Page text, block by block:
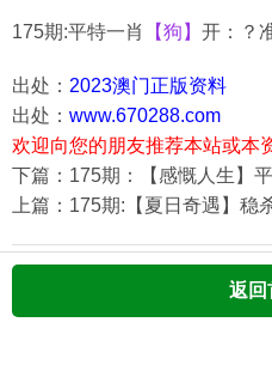
175期:平特一肖 【狗】 开：？
出处： 2023澳门正版资料
出处： www.670288.com
欢迎向您的朋友推荐本站或本
下篇：175期：【感慨人生】
上篇：175期:【夏日奇遇】稳
返回